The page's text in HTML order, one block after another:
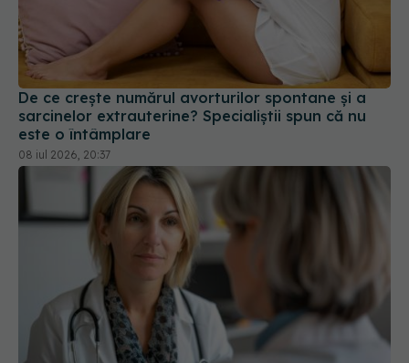
De ce crește numărul avorturilor spontane și a
sarcinelor extrauterine? Specialiștii spun că nu
este o întâmplare
08 iul 2026, 20:37